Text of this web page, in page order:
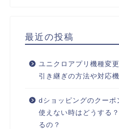
最近の投稿
ユニクロアプリ機種変
引き継ぎの方法や対応
dショッピングのクーポ
使えない時はどうする
るの？